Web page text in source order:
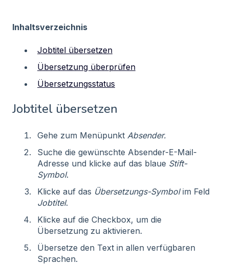
Inhaltsverzeichnis
Jobtitel übersetzen
Übersetzung überprüfen
Übersetzungsstatus
Jobtitel übersetzen
Gehe zum Menüpunkt Absender.
Suche die gewünschte Absender-E-Mail-
Adresse und klicke auf das blaue Stift-
Symbol.
Klicke auf das Übersetzungs-Symbolim Feld
Jobtitel.
Klicke auf die Checkbox, um die
Übersetzung zu aktivieren.
Übersetze den Text in allen verfügbaren
Sprachen.